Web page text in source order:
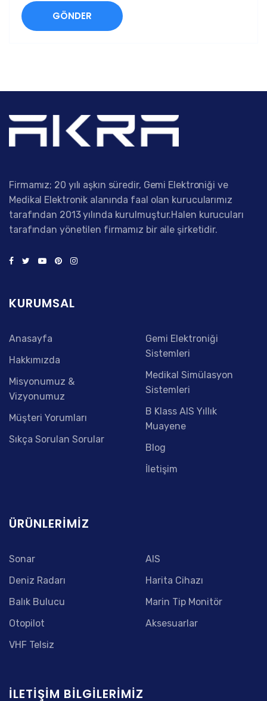
Firmamız; 20 yılı aşkın süredir, Gemi Elektroniği ve
Medikal Elektronik alanında faal olan kurucularımız
tarafından 2013 yılında kurulmuştur.Halen kurucuları
tarafından yönetilen firmamız bir aile şirketidir.
KURUMSAL
Anasayfa
Hakkımızda
Misyonumuz &
Vizyonumuz
Müşteri Yorumları
Sıkça Sorulan Sorular
Gemi Elektroniği
Sistemleri
Medikal Simülasyon
Sistemleri
B Klass AIS Yıllık
Muayene
Blog
İletişim
ÜRÜNLERIMIZ
Sonar
Deniz Radarı
Balık Bulucu
Otopilot
VHF Telsiz
AIS
Harita Cihazı
Marin Tip Monitör
Aksesuarlar
İLETIŞIM BILGILERIMIZ